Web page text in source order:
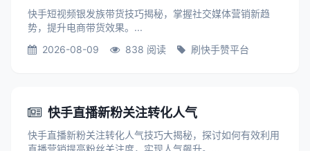
快手短视频银发族带货技巧揭秘，掌握社交媒体营销新趋
势，提升电商带货效果。...
2026-08-09
838 阅读 刷快手赞平台
快手直播新粉关注转化人气
快手直播新粉关注转化人气技巧大揭秘，探讨如何有效利用
直播营销提高粉丝关注度，实现人气飙升。...